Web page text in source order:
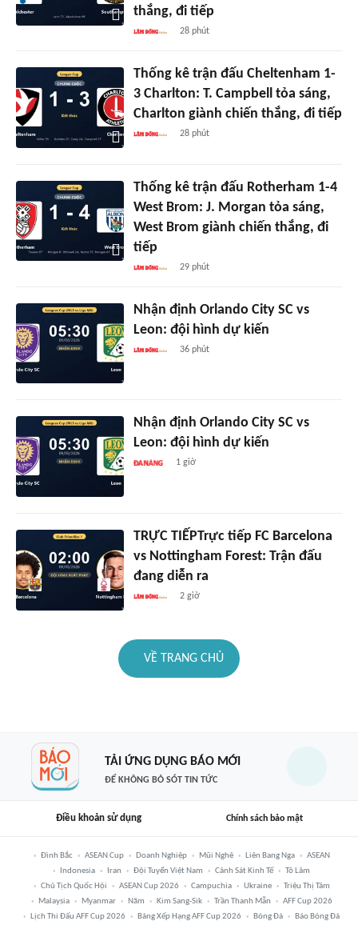
thắng, đi tiếp
28 phút
Thống kê trận đấu Cheltenham 1-
3 Charlton: T. Campbell tỏa sáng,
Charlton giành chiến thắng, đi tiếp
28 phút
Thống kê trận đấu Rotherham 1-4
West Brom: J. Morgan tỏa sáng,
West Brom giành chiến thắng, đi
tiếp
29 phút
Nhận định Orlando City SC vs
Leon: đội hình dự kiến
36 phút
Nhận định Orlando City SC vs
Leon: đội hình dự kiến
1 giờ
TRỰC TIẾPTrực tiếp FC Barcelona
vs Nottingham Forest: Trận đấu
đang diễn ra
2 giờ
VỀ TRANG CHỦ
TẢI ỨNG DỤNG BÁO MỚI
ĐỂ KHÔNG BỎ SÓT TIN TỨC
Điều khoản sử dụng Chính sách bảo mật
Đình Bắc ASEAN Cup Doanh Nghiệp Mũi Nghê Liên Bang Nga
ASEAN
Indonesia
Iran Đội Tuyển Việt Nam Cảnh Sát Kinh Tế
Tô Lâm
Chủ Tịch Quốc Hội
ASEAN Cup 2026 Campuchia Ukraine
Triệu Thị Tâm
Malaysia
Myanmar Năm Kim Sang-Sik Trần Thanh Mẫn
AFF Cup 2026
Lịch Thi Đấu AFF Cup 2026
Bảng Xếp Hạng AFF Cup 2026 Bóng Đá Báo Bóng Đá